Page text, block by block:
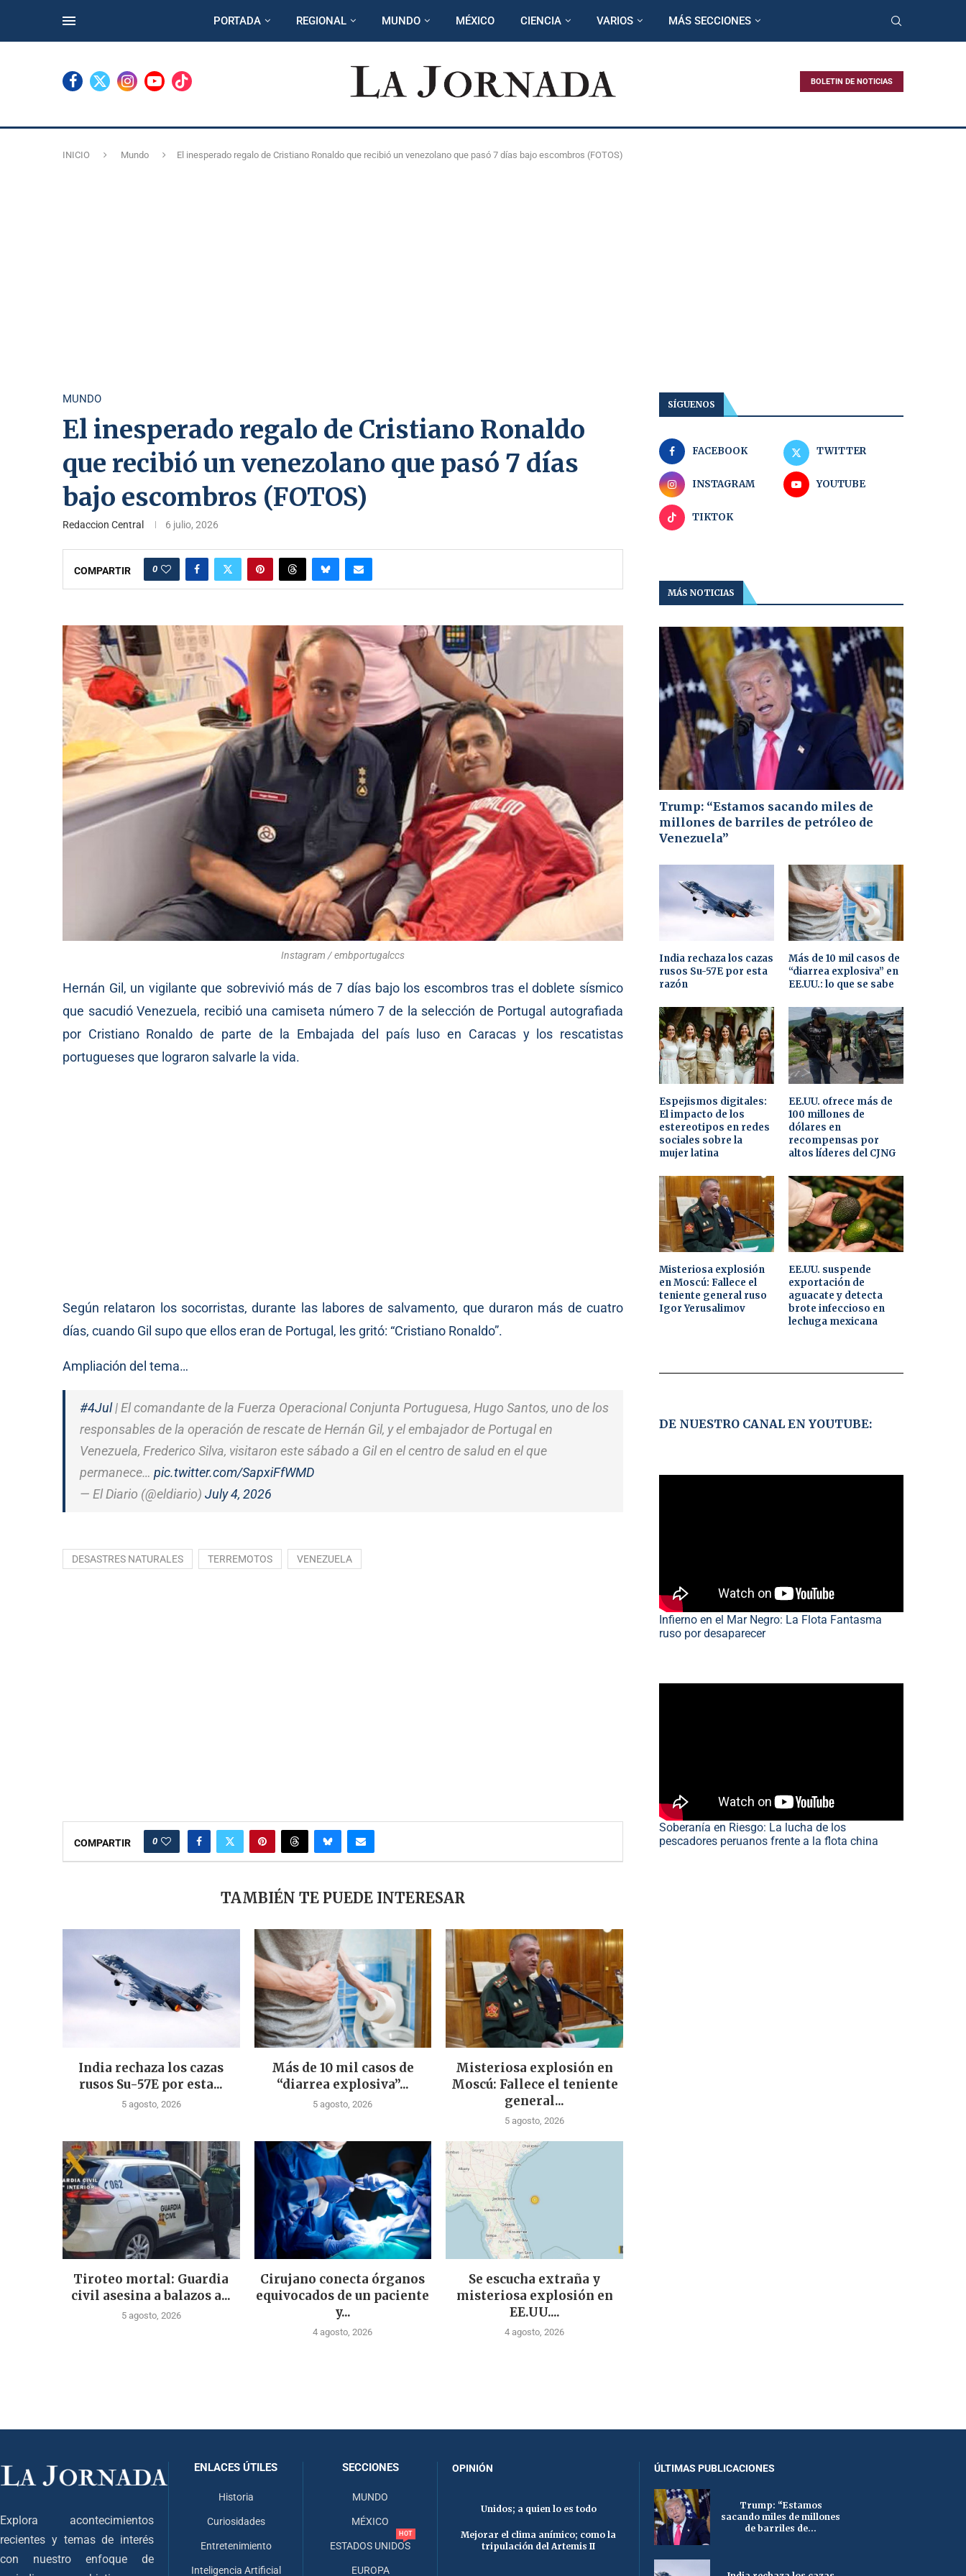
PORTADA REGIONAL MUNDO MÉXICO CIENCIA VARIOS MÁS SECCIONES
BOLETIN DE NOTICIAS
INICIO Mundo El inesperado regalo de Cristiano Ronaldo que recibió un venezolano que pasó 7 días bajo escombros (FOTOS)
MUNDO
El inesperado regalo de Cristiano Ronaldo
que recibió un venezolano que pasó 7 días
bajo escombros (FOTOS)
Redaccion Central 6 julio, 2026
COMPARTIR 0
Instagram / embportugalccs
Hernán Gil, un vigilante que sobrevivió más de 7 días bajo los escombros tras el doblete sísmico
que sacudió Venezuela, recibió una camiseta número 7 de la selección de Portugal autografiada
por Cristiano Ronaldo de parte de la Embajada del país luso en Caracas y los rescatistas
portugueses que lograron salvarle la vida.
Según relataron los socorristas, durante las labores de salvamento, que duraron más de cuatro
días, cuando Gil supo que ellos eran de Portugal, les gritó: “Cristiano Ronaldo”.
Ampliación del tema…
#4Jul| El comandante de la Fuerza Operacional Conjunta Portuguesa, Hugo Santos, uno de los
responsables de la operación de rescate de Hernán Gil, y el embajador de Portugal en
Venezuela, Frederico Silva, visitaron este sábado a Gil en el centro de salud en el que
permanece… pic.twitter.com/SapxiFfWMD
— El Diario (@eldiario) July 4, 2026
DESASTRES NATURALES TERREMOTOS VENEZUELA
COMPARTIR 0
TAMBIÉN TE PUEDE INTERESAR
India rechaza los cazas
rusos Su-57E por esta...
5 agosto, 2026
Más de 10 mil casos de
“diarrea explosiva”...
5 agosto, 2026
Misteriosa explosión en
Moscú: Fallece el teniente
general...
5 agosto, 2026
Tiroteo mortal: Guardia
civil asesina a balazos a...
5 agosto, 2026
Cirujano conecta órganos
equivocados de un paciente
y...
4 agosto, 2026
Se escucha extraña y
misteriosa explosión en
EE.UU....
4 agosto, 2026
SÍGUENOS
FACEBOOK TWITTER
INSTAGRAM YOUTUBE
TIKTOK
MÁS NOTICIAS
Trump: “Estamos sacando miles de
millones de barriles de petróleo de
Venezuela”
India rechaza los cazas
rusos Su-57E por esta
razón
Más de 10 mil casos de
“diarrea explosiva” en
EE.UU.: lo que se sabe
Espejismos digitales:
El impacto de los
estereotipos en redes
sociales sobre la
mujer latina
EE.UU. ofrece más de
100 millones de
dólares en
recompensas por
altos líderes del CJNG
Misteriosa explosión
en Moscú: Fallece el
teniente general ruso
Igor Yerusalimov
EE.UU. suspende
exportación de
aguacate y detecta
brote infeccioso en
lechuga mexicana
DE NUESTRO CANAL EN YOUTUBE:
Infierno en el Mar Negro: La Flota Fantasma
ruso por desaparecer
Soberanía en Riesgo: La lucha de los
pescadores peruanos frente a la flota china
Explora acontecimientos
recientes y temas de interés
con nuestro enfoque de
ENLACES ÚTILES
Historia
Curiosidades
Entretenimiento
Inteligencia Artificial
SECCIONES
MUNDO
MÉXICO
ESTADOS UNIDOS
HOT
EUROPA
OPINIÓN
Unidos; a quien lo es todo
Mejorar el clima anímico; como la
tripulación del Artemis II
ÚLTIMAS PUBLICACIONES
Trump: “Estamos
sacando miles de millones
de barriles de...